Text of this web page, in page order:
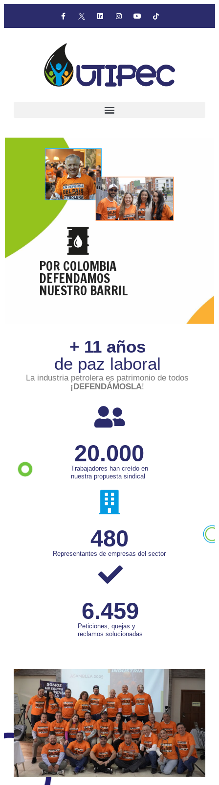
POR COLOMBIA
DEFENDAMOS
NUESTRO BARRIL
+ 11 años
de paz laboral
La industria petrolera es patrimonio de todos
¡DEFENDÁMOSLA!
Trabajadores han creído en
nuestra propuesta sindical
20.000
Representantes de empresas del sector
480
Peticiones, quejas y
reclamos solucionadas
6.459